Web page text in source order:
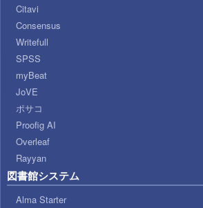
Citavi
Consensus
Writefull
SPSS
myBeat
JoVE
ポサコ
Proofig AI
Overleaf
Rayyan
図書館システム
Alma Starter